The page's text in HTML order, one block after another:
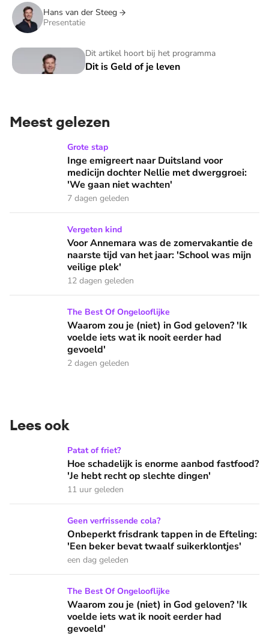
Hans van der Steeg
Presentatie
Dit artikel hoort bij het programma
Dit is Geld of je leven
Dit is Geld of je leven
Meest gelezen
Inge emigreert naar Duitsland voor medicijn dochter
Grote stap
Inge emigreert naar Duitsland voor
medicijn dochter Nellie met dwerggroei:
'We gaan niet wachten'
7 dagen geleden
Voor Annemara was de zomervakantie de naarste tijd van
Vergeten kind
Voor Annemara was de zomervakantie de
naarste tijd van het jaar: 'School was mijn
veilige plek'
12 dagen geleden
Waarom zou je (niet) in God geloven? 'Ik voelde iets wat
The Best Of Ongelooflijke
Waarom zou je (niet) in God geloven? 'Ik
voelde iets wat ik nooit eerder had
gevoeld'
2 dagen geleden
Lees ook
Hoe schadelijk is enorme aanbod fastfood? 'Je hebt recht
Patat of friet?
Hoe schadelijk is enorme aanbod fastfood?
'Je hebt recht op slechte dingen'
11 uur geleden
Onbeperkt frisdrank tappen in de Efteling: 'Een beker
Geen verfrissende cola?
Onbeperkt frisdrank tappen in de Efteling:
'Een beker bevat twaalf suikerklontjes'
een dag geleden
Waarom zou je (niet) in God geloven? 'Ik voelde iets wat
The Best Of Ongelooflijke
Waarom zou je (niet) in God geloven? 'Ik
voelde iets wat ik nooit eerder had
gevoeld'